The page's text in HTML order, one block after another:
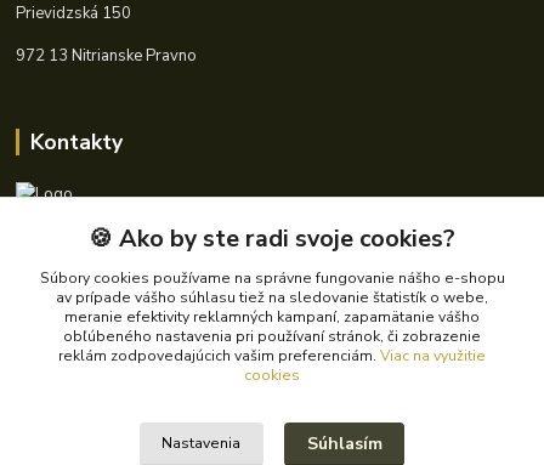
Prievidzská 150
972 13 Nitrianske Pravno
Kontakty
+421 940 621 185
info@autoking.sk
🍪 Ako by ste radi svoje cookies?
Súbory cookies používame na správne fungovanie nášho e-shopu
av prípade vášho súhlasu tiež na sledovanie štatistík o webe,
meranie efektivity reklamných kampaní, zapamätanie vášho
obľúbeného nastavenia pri používaní stránok, či zobrazenie
reklám zodpovedajúcich vašim preferenciám. Viac na využitie
cookies
Nastavenia Súhlasím